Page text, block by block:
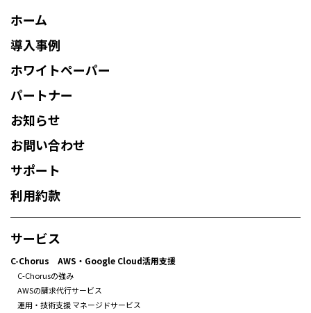
ホーム
導入事例
ホワイトペーパー
パートナー
お知らせ
お問い合わせ
サポート
利用約款
サービス
C-Chorus AWS・Google Cloud活用支援
C-Chorusの強み
AWSの請求代行サービス
運用・技術支援 マネージドサービス